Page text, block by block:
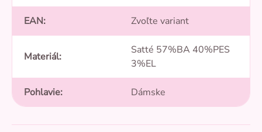
EAN: Zvoľte variant
Materiál:
Satté 57%BA 40%PES
3%EL
Pohlavie: Dámske